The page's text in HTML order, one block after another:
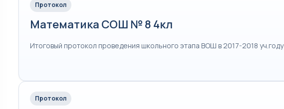
Протокол
Математика СОШ № 8 4кл
Итоговый протокол проведения школьного этапа ВОШ в 2017-2018 уч.году
Протокол